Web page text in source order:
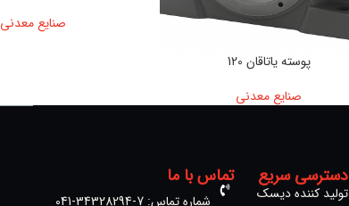
پوسته یاتاقان 120
صنایع معدنی
صنایع معدنی
دسترسی سریع
تولید کننده دیسک
تماس با ما
شماره تماس: 7-34328294-041